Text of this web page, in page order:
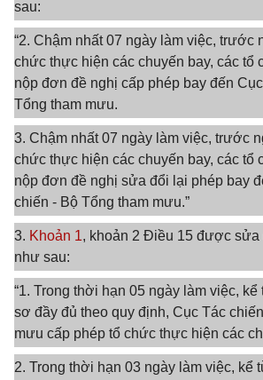
sau:
“2. Chậm nhất 07 ngày làm việc, trước
chức thực hiện các chuyến bay, các tổ
nộp đơn đề nghị cấp phép bay đến
Tổng tham mưu.
3. Chậm nhất 07 ngày làm việc, trước
chức thực hiện các chuyến bay, các tổ
nộp đơn đề nghị sửa đổi lại phép bay
chiến - Bộ Tổng tham mưu.”
3. Khoản 1, khoản 2 Điều 15 được sửa
như sau:
“1. Trong thời hạn 05 ngày làm việc,
sơ đầy đủ theo quy định, Cục Tác
mưu cấp phép tổ chức thực hiện các
2. Trong thời hạn 03 ngày làm việc, kể